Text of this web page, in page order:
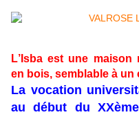
L’Isba est une
en bois, semblable à un
La vocation
au début du